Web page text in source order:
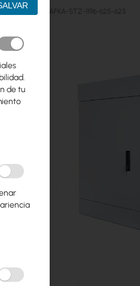
CT-SZAFKA-STZ-1196-625-625
de tu